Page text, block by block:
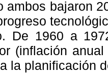
ambos bajaron
De 1960 a
(inflación
la planificación